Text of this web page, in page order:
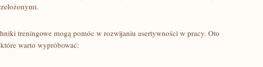
treningowe mogą pomóc w ‍rozwijaniu asertywności w pracy. Oto
warto wypróbować: